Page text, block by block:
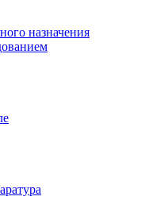
назначения